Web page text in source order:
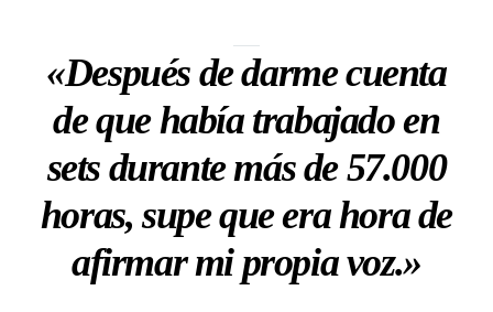
«Después de darme cuenta
de que había trabajado en
sets durante más de 57.000
horas, supe que era hora de
afirmar mi propia voz.»